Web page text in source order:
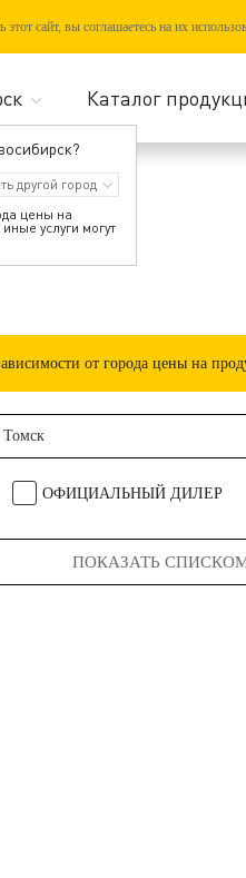
сайт, вы соглашаетесь на их
цены на
услуги могут
Каталог
от города цены на
Томск
ОФИЦИАЛЬНЫЙ ДИЛЕР
ПОКАЗАТЬ